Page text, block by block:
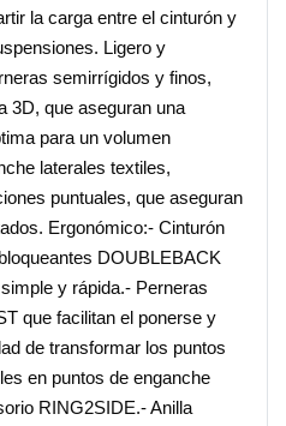
la carga entre el cinturón y
Ligero y
semirrígidos y finos,
3D, que aseguran una
para un volumen
laterales textiles,
puntuales, que aseguran
Ergonómico:- Cinturón
DOUBLEBACK
y rápida.- Perneras
que facilitan el ponerse y
de transformar los puntos
en puntos de enganche
RING2SIDE.- Anilla